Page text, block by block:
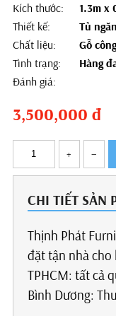
Kích thước:
1.3m x
Thiết kế:
Tủ
Chất liệu:
Gỗ
Tình trạng:
Hàng
Đánh giá:
3,500,000 đ
+ –
CHI TIẾT SẢN
Thịnh Phát
đặt tận nhà cho
TPHCM: tất cả
Bình Dương: